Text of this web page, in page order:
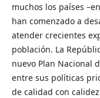
muchos los países
han comenzado a
atender crecientes
población. La
nuevo Plan Nacional
entre sus políticas
de calidad con